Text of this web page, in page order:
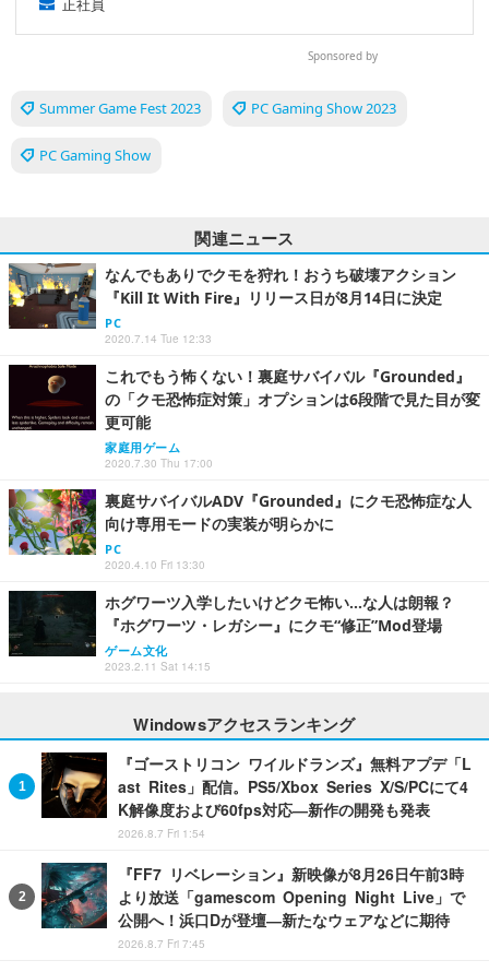
正社員
Sponsored by
Summer Game Fest 2023 PC Gaming Show 2023
PC Gaming Show
関連ニュース
なんでもありでクモを狩れ！おうち破壊アクション
『Kill It With Fire』リリース日が8月14日に決定
PC
2020.7.14 Tue 12:33
これでもう怖くない！裏庭サバイバル『Grounded』
の「クモ恐怖症対策」オプションは6段階で見た目が変
更可能
家庭用ゲーム
2020.7.30 Thu 17:00
裏庭サバイバルADV『Grounded』にクモ恐怖症な人
向け専用モードの実装が明らかに
PC
2020.4.10 Fri 13:30
ホグワーツ入学したいけどクモ怖い…な人は朗報？
『ホグワーツ・レガシー』にクモ“修正”Mod登場
ゲーム文化
2023.2.11 Sat 14:15
Windowsアクセスランキング
『ゴーストリコン ワイルドランズ』無料アプデ「L
ast Rites」配信。PS5/Xbox Series X/S/PCにて4
K解像度および60fps対応―新作の開発も発表
2026.8.7 Fri 1:54
『FF7 リベレーション』新映像が8月26日午前3時
より放送「gamescom Opening Night Live」で
公開へ！浜口Dが登壇―新たなウェアなどに期待
2026.8.7 Fri 7:45